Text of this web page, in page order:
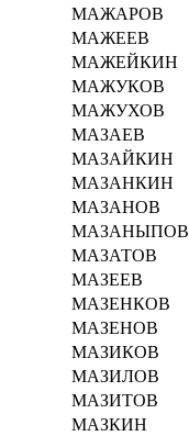
МАЖАРОВ
МАЖЕЕВ
МАЖЕЙКИН
МАЖУКОВ
МАЖУХОВ
МАЗАЕВ
МАЗАЙКИН
МАЗАНКИН
МАЗАНОВ
МАЗАНЫПОВ
МАЗАТОВ
МАЗЕЕВ
МАЗЕНКОВ
МАЗЕНОВ
МАЗИКОВ
МАЗИЛОВ
МАЗИТОВ
МАЗКИН